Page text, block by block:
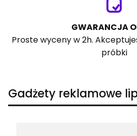
GWARANCJA
Proste wyceny w 2h.
próbki
Gadżety reklamowe